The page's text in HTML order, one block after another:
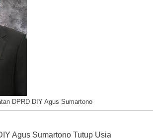
DPRD DIY Agus Sumartono
Agus Sumartono Tutup Usia